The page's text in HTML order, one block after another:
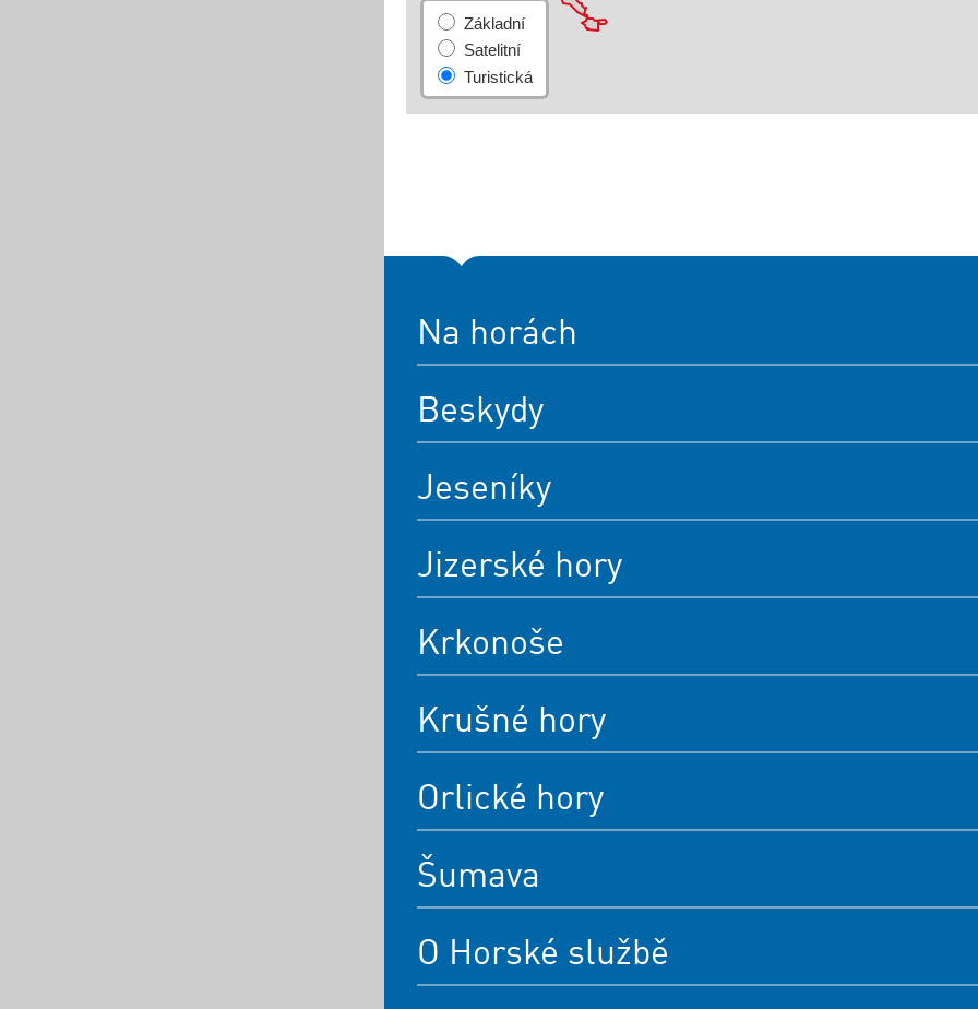
Na horách
Beskydy
Jeseníky
Jizerské hory
Krkonoše
Krušné hory
Orlické hory
Šumava
O Horské službě